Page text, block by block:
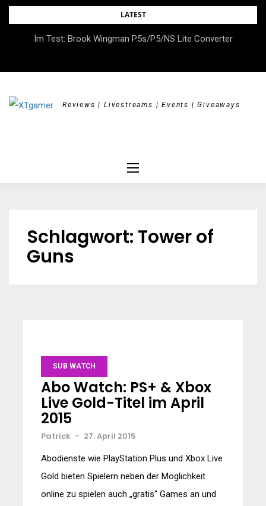
Skip
LATEST
Im Test: Brook Wingman P5s/P5/NS Lite Converter
DOK.fest München 2026 – Empowered, HerStory, Beyond
Reviews | Livestreams | Events | Giveaways
Schlagwort: Tower of
Guns
SUB WATCH
Abo Watch: PS+ & Xbox
Live Gold-Titel im April
2015
Patrick - 27. April 2015
Abodienste wie PlayStation Plus und Xbox Live
Gold bieten Spielern neben der Möglichkeit
online zu spielen auch „gratis“ Games an und